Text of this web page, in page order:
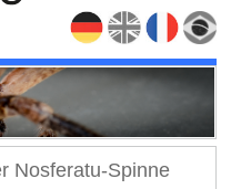
Nosferatu-Spinne